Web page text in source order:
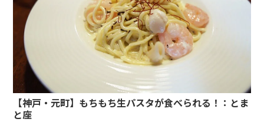
【神戸・元町】もちもち生パスタが食べられる！：とま
と座